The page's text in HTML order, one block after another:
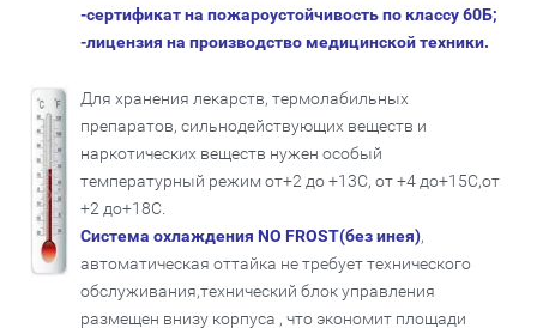
-сертификат на пожароустойчивость по классу 60Б;
-лицензия на производство медицинской техники.
Для хранения лекарств, термолабильных
препаратов, сильнодействующих веществ и
наркотических веществ нужен особый
температурный режим от+2 до +13С, от +4 до+15С,от
+2 до+18С.
Система охлаждения NO FROST(без инея),
автоматическая оттайка не требует технического
обслуживания,технический блок управления
размещен внизу корпуса , что экономит площади